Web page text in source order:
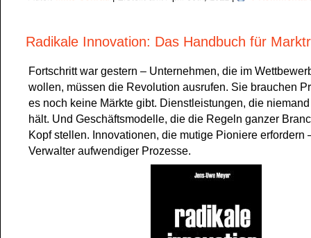
Radikale Innovation: Das Handbuch für
Fortschritt war gestern – Unternehmen, die im
wollen, müssen die Revolution ausrufen. Sie brauchen
es noch keine Märkte gibt. Dienstleistungen, die
hält. Und Geschäftsmodelle, die die Regeln ganzer
Kopf stellen. Innovationen, die mutige Pioniere erfordern
Verwalter aufwendiger Prozesse.